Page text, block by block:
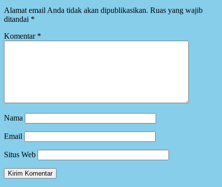
Alamat email Anda tidak akan dipublikasikan. Ruas yang wajib
ditandai *
Komentar *
Nama
Email
Situs Web